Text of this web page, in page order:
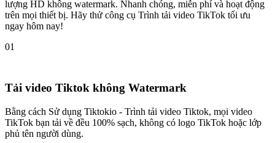
lượng HD không watermark. Nhanh chóng, miễn phí và hoạt động
trên mọi thiết bị. Hãy thử công cụ Trình tải video TikTok tối ưu
ngay hôm nay!
01
Tải video Tiktok không Watermark
Bằng cách Sử dụng Tiktokio - Trình tải video Tiktok, mọi video
TikTok bạn tải về đều 100% sạch, không có logo TikTok hoặc lớp
phủ tên người dùng.